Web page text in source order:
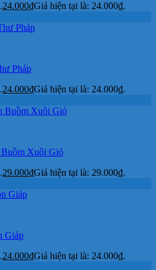
24.000₫Giá hiện tại là: 24.000₫.
Pháp
24.000₫Giá hiện tại là: 24.000₫.
Xuôi Gió
29.000₫Giá hiện tại là: 29.000₫.
Giáp
24.000₫Giá hiện tại là: 24.000₫.